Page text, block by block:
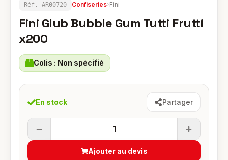
Réf. AR00720 Confiseries›Fini
Fini Glub Bubble Gum Tutti Frutti
x200
Colis : Non spécifié
En stock Partager
1
Ajouter au devis